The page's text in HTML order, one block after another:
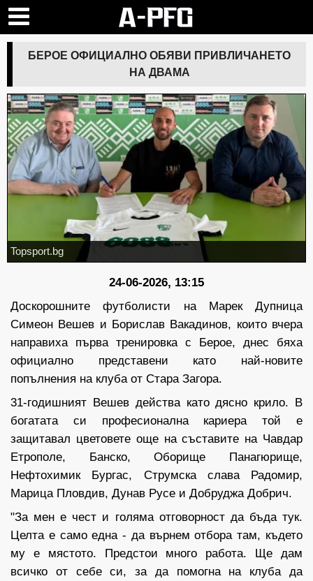
БЕРОЕ ОФИЦИАЛНО ОБЯВИ ПРИВЛИЧАНЕТО
НА ДВАМА
Topsport.bg
24-06-2026, 13:15
Доскорошните футболисти на Марек Дупница
Симеон Вешев и Борислав Вакадинов, които вчера
направиха първа тренировка с Берое, днес бяха
официално представени като най-новите
попълнения на клуба от Стара Загора.
31-годишният Вешев действа като дясно крило. В
богатата си професионална кариера той е
защитавал цветовете още на съставите на Чавдар
Етрополе, Банско, Оборище Панагюрище,
Нефтохимик Бургас, Струмска слава Радомир,
Марица Пловдив, Дунав Русе и Добруджа Добрич.
"За мен е чест и голяма отговорност да бъда тук.
Целта е само една - да върнем отбора там, където
му е мястото. Предстои много работа. Ще дам
всичко от себе си, за да помогна на клуба да